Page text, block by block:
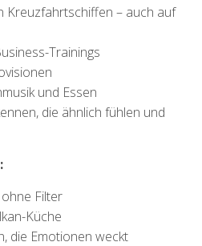
Kreuzfahrtschiffen – auch auf
Trainings
und Essen
die ähnlich fühlen und
Filter
Küche
die Emotionen weckt